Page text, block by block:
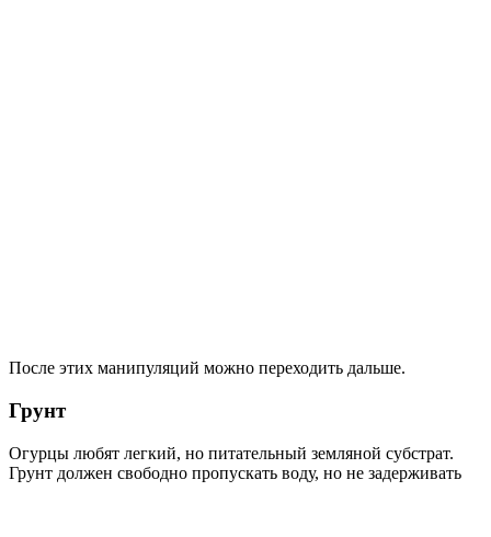
После этих манипуляций можно переходить дальше.
Грунт
Огурцы любят легкий, но питательный земляной субстрат.
Грунт должен свободно пропускать воду, но не задерживать